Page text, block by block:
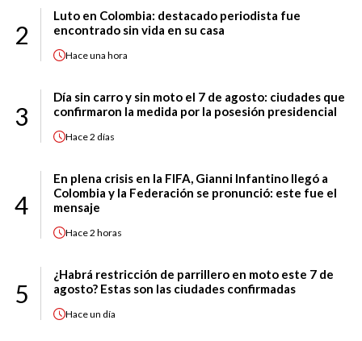
2
Luto en Colombia: destacado periodista fue
encontrado sin vida en su casa
Haceuna hora
3
Día sin carro y sin moto el 7 de agosto: ciudades que
confirmaron la medida por la posesión presidencial
Hace2 días
4
En plena crisis en la FIFA, Gianni Infantino llegó a
Colombia y la Federación se pronunció: este fue el
mensaje
Hace2 horas
5
¿Habrá restricción de parrillero en moto este 7 de
agosto? Estas son las ciudades confirmadas
Haceun día